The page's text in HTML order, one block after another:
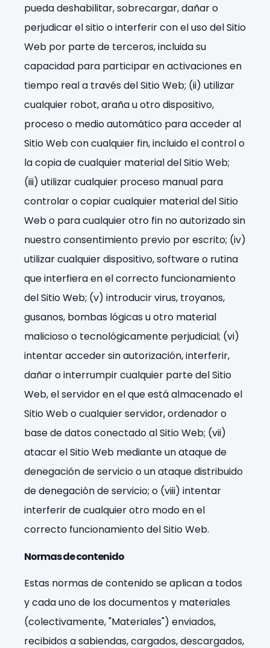
pueda deshabilitar, sobrecargar, dañar o
perjudicar el sitio o interferir con el uso del Sitio
Web por parte de terceros, incluida su
capacidad para participar en activaciones en
tiempo real a través del Sitio Web; (ii) utilizar
cualquier robot, araña u otro dispositivo,
proceso o medio automático para acceder al
Sitio Web con cualquier fin, incluido el control o
la copia de cualquier material del Sitio Web;
(iii) utilizar cualquier proceso manual para
controlar o copiar cualquier material del Sitio
Web o para cualquier otro fin no autorizado sin
nuestro consentimiento previo por escrito; (iv)
utilizar cualquier dispositivo, software o rutina
que interfiera en el correcto funcionamiento
del Sitio Web; (v) introducir virus, troyanos,
gusanos, bombas lógicas u otro material
malicioso o tecnológicamente perjudicial; (vi)
intentar acceder sin autorización, interferir,
dañar o interrumpir cualquier parte del Sitio
Web, el servidor en el que está almacenado el
Sitio Web o cualquier servidor, ordenador o
base de datos conectado al Sitio Web; (vii)
atacar el Sitio Web mediante un ataque de
denegación de servicio o un ataque distribuido
de denegación de servicio; o (viii) intentar
interferir de cualquier otro modo en el
correcto funcionamiento del Sitio Web.
Normas de contenido
Estas normas de contenido se aplican a todos
y cada uno de los documentos y materiales
(colectivamente, "Materiales") enviados,
recibidos a sabiendas, cargados, descargados,